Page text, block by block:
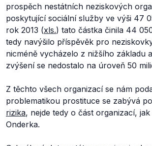
prospěch nestátních neziskových
poskytující sociální služby ve výši 47
rok 2013 (xls.) tato částka činila 44
tedy navýšilo příspěvěk pro
nicméně vycházelo z nižšího základu
zvýšení se nedostalo na úroveň 50
Z těchto všech organizací se nám
problematikou prostituce se zabývá
rizika, nejde tedy o část organizací,
Onderka.